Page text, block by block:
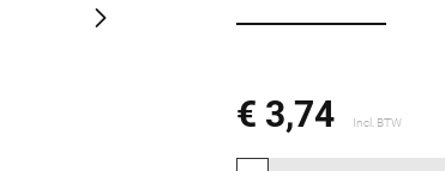
€ 3,74 Incl. BTW